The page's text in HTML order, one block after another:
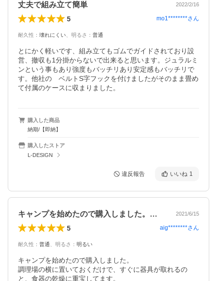
丈夫で組み立て簡単 2022/2/16
5 mo1********さん
耐久性 ： 壊れにくい 明るさ ： 普通
とにかく軽いです、組み立てもゴムでガイドされており設
営、撤収も1分掛からないで出来ると思います。ジュラルミ
ンという事もあり強度もバッチリあり安定感もバッチリで
す。他社の　ベルトS字フックを付けましたがそのまま畳め
て付属のケースに収まりました。
購入した商品
納期/【即納】
購入したストア
L-DESIGN
違反報告 いいね 1
キャンプを始めたので購入しました。調理… 2021/6/15
5 aig********さん
耐久性 ： 普通 明るさ ： 明るい
キャンプを始めたので購入しました。
調理場の横に置いておくだけで、すぐに器具が取れるの
と、食器の乾燥に重宝してます。